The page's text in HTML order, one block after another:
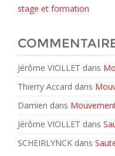
stage et formation
Jérôme VIOLLET dans
Thierry Accard dans
Damien dans
Jérôme VIOLLET dans
SCHEIRLYNCK dans